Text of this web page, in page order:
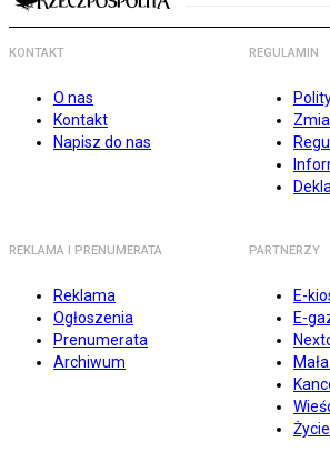
KONTAKT
O nas
Kontakt
Napisz do nas
REGULAMIN
REKLAMA I PRENUMERATA
Reklama
Ogłoszenia
Prenumerata
Archiwum
PARTNERZY
E-
E-